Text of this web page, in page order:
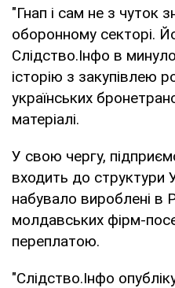
"Гнап і сам не з чуток
оборонному секторі.
Слідство.Інфо в
історію з закупівлею
українських
матеріалі.
У свою чергу,
входить до структури
набувало вироблені в
молдавських фірм-
переплатою.
"Слідство.Інфо